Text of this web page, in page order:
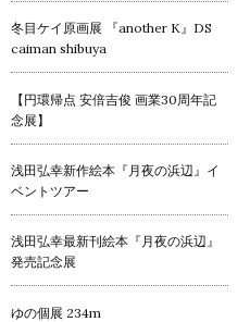
冬目ケイ原画展 『another K』DS
caiman shibuya
【円環帰点 安倍吉俊 画業30周年記
念展】
浅田弘幸新作絵本『月夜の浜辺』イ
ベントツアー
浅田弘幸最新刊絵本『月夜の浜辺』
発売記念展
ゆの個展 234m